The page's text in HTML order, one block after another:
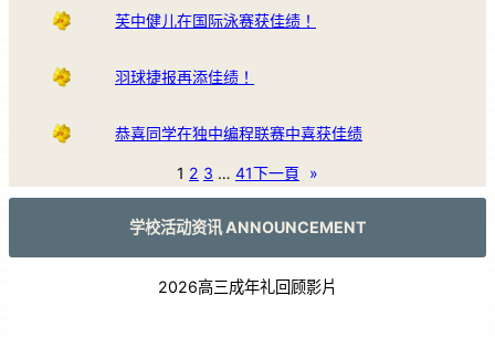
芙中健儿在国际泳赛获佳绩！
羽球捷报再添佳绩！
恭喜同学在独中编程联赛中喜获佳绩
1 2 3 … 41下一頁 »
学校活动资讯 ANNOUNCEMENT
2026高三成年礼回顾影片